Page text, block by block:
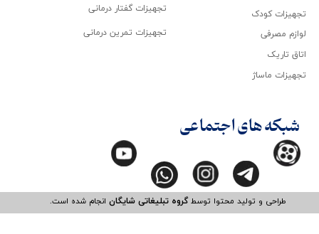
طراحی و تولید محتوا توسطگروه تبلیغاتی شایگانانجام شده است.​​​​​​​
تجهیزات کودک
لوازم مصرفی
اتاق تاریک
تجهیزات ماساژ
تجهیزات گفتار درمانی
تجهیزات تمرین درمانی
شبکه های اجتماعی